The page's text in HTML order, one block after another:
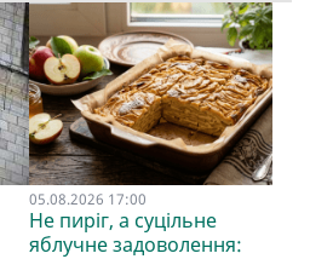
05.08.2026 17:00
Не пиріг, а суцільне
яблучне задоволення: